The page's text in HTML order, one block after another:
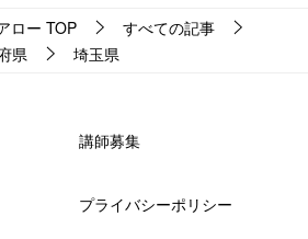
ロー TOP
すべての記事
県 埼玉県
講師募集
プライバシーポリシー